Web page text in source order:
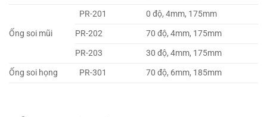
Ống soi mũi
PR-201
0 độ, 4mm, 175mm
PR-202
70 độ, 4mm, 175mm
PR-203
30 độ, 4mm, 175mm
Ống soi họng
PR-301 70 độ, 6mm, 185mm